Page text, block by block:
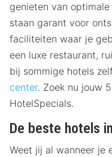
genieten van
staan garant voor
faciliteiten waar je
een luxe restaurant,
bij sommige hotels
center. Zoek nu jouw
HotelSpecials.
De beste hotels
Weet jij al wanneer je